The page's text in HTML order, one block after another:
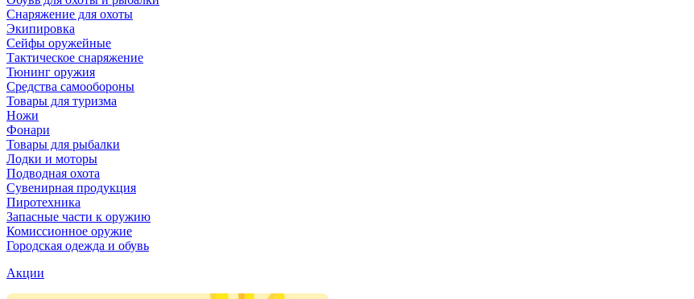
Снаряжение для охоты
Экипировка
Сейфы оружейные
Тактическое снаряжение
Тюнинг оружия
Средства самообороны
Товары для туризма
Ножи
Фонари
Товары для рыбалки
Лодки и моторы
Подводная охота
Сувенирная продукция
Пиротехника
Запасные части к оружию
Комиссионное оружие
Городская одежда и обувь
Акции